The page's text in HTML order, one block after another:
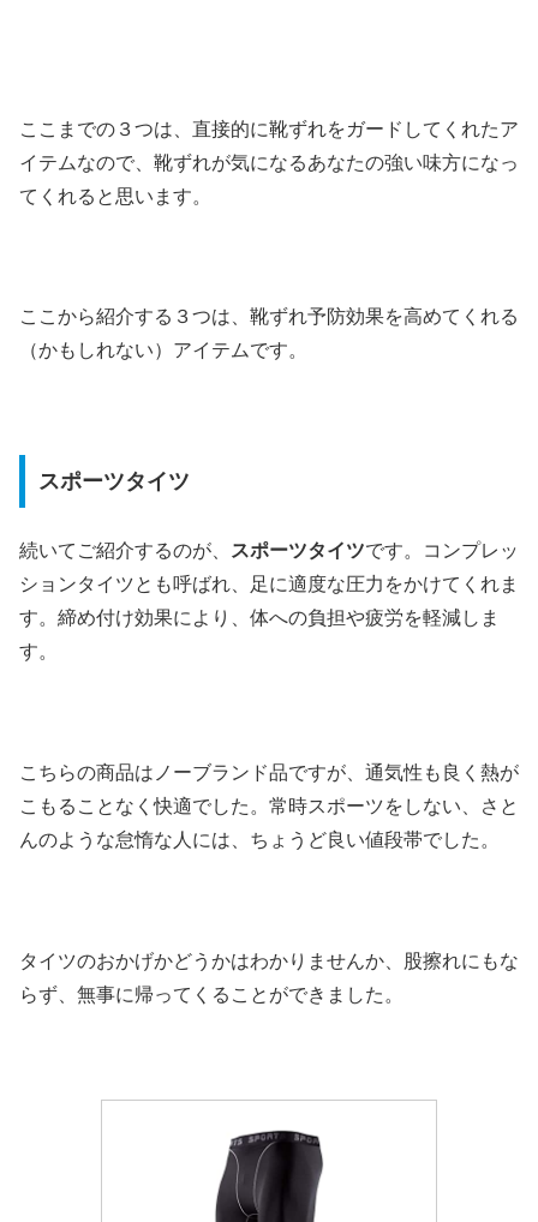
ここまでの３つは、直接的に靴ずれをガードしてくれたア
イテムなので、靴ずれが気になるあなたの強い味方になっ
てくれると思います。
ここから紹介する３つは、靴ずれ予防効果を高めてくれる
（かもしれない）アイテムです。
スポーツタイツ
続いてご紹介するのが、 スポーツタイツです。コンプレッ
ションタイツとも呼ばれ、足に適度な圧力をかけてくれま
す。締め付け効果により、体への負担や疲労を軽減しま
す。
こちらの商品はノーブランド品ですが、通気性も良く熱が
こもることなく快適でした。常時スポーツをしない、さと
んのような怠惰な人には、ちょうど良い値段帯でした。
タイツのおかげかどうかはわかりませんか、股擦れにもな
らず、無事に帰ってくることができました。